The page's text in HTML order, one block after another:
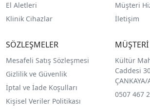
El Aletleri
Klinik Cihazlar
Müşteri
İletişim
SÖZLEŞMELER
Mesafeli Satış Sözleşmesi
Gizlilik ve Güvenlik
İptal ve İade Koşulları
Kişisel Veriler Politikası
Kültür
Caddesi
0507 467